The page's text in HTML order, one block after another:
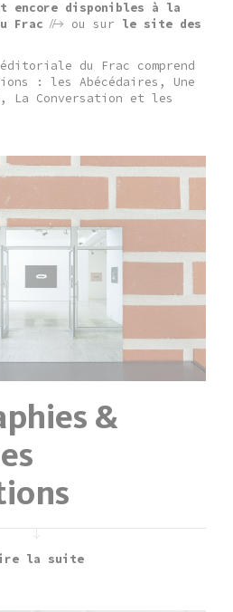
encore disponibles à la
Frac ou sur le site des
du Frac comprend
: les Abécédaires, Une
La Conversation et les
&
la suite